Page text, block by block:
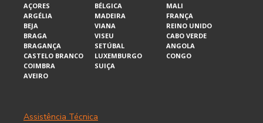
AÇORES
ARGÉLIA
BEJA
BRAGA
BRAGANÇA
CASTELO BRANCO
COIMBRA
AVEIRO
BÉLGICA
MADEIRA
VIANA
VISEU
SETÚBAL
LUXEMBURGO
SUIÇA
MALI
FRANÇA
REINO UNIDO
CABO VERDE
ANGOLA
CONGO
Assistência Técnica